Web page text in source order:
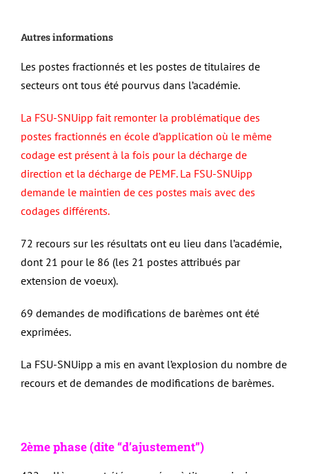
Autres informations
Les postes fractionnés et les postes de titulaires de
secteurs ont tous été pourvus dans l’académie.
La FSU-SNUipp fait remonter la problématique des
postes fractionnés en école d’application où le même
codage est présent à la fois pour la décharge de
direction et la décharge de PEMF. La FSU-SNUipp
demande le maintien de ces postes mais avec des
codages différents.
72 recours sur les résultats ont eu lieu dans l’académie,
dont 21 pour le 86 (les 21 postes attribués par
extension de voeux).
69 demandes de modifications de barèmes ont été
exprimées.
La FSU-SNUipp a mis en avant l’explosion du nombre de
recours et de demandes de modifications de barèmes.
2ème phase (dite “d’ajustement”)